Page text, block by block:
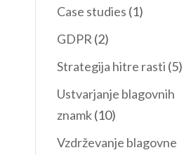
Case studies (1)
GDPR (2)
Strategija hitre rasti (5)
Ustvarjanje blagovnih
znamk(10)
Vzdrževanje blagovne